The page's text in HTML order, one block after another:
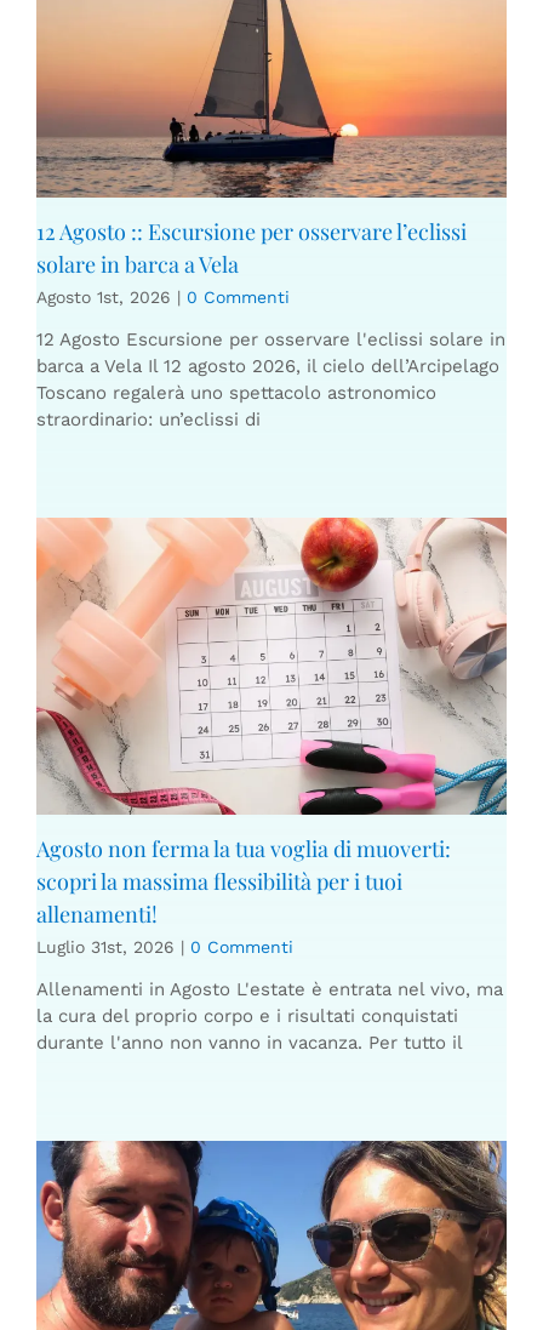
12 Agosto :: Escursione per osservare l’eclissi
solare in barca a Vela
Agosto 1st, 2026 | 0 Commenti
12 Agosto Escursione per osservare l'eclissi solare in
barca a Vela Il 12 agosto 2026, il cielo dell’Arcipelago
Toscano regalerà uno spettacolo astronomico
straordinario: un’eclissi di
Agosto non ferma la tua voglia di muoverti:
scopri la massima flessibilità per i tuoi
allenamenti!
Luglio 31st, 2026 | 0 Commenti
Allenamenti in Agosto L'estate è entrata nel vivo, ma
la cura del proprio corpo e i risultati conquistati
durante l'anno non vanno in vacanza. Per tutto il